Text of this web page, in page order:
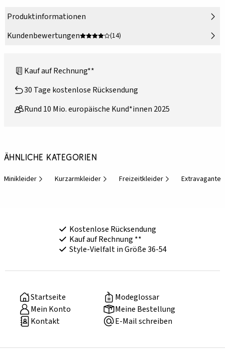
Produktinformationen
Kundenbewertungen
(14)
Kauf auf Rechnung**
30 Tage kostenlose Rücksendung
Rund 10 Mio. europäische Kund*innen 2025
Ähnliche Kategorien
Minikleider Kurzarmkleider Freizeitkleider Extravagante
Kostenlose Rücksendung
Kauf auf Rechnung **
Style-Vielfalt in Größe 36-54
Startseite
Modeglossar
Mein Konto
Meine Bestellung
Kontakt
E-Mail schreiben